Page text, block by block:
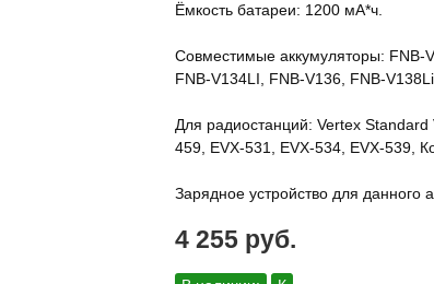
Ёмкость батареи: 1200 мА*ч.
Совместимые аккумуляторы: FNB-
FNB-V134LI, FNB-V136, FNB-
Для радиостанций: Vertex
459, EVX-531, EVX-534, EVX-539,
Зарядное устройство для данного
4 255 руб.